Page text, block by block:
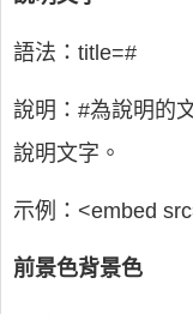
語法：title=#
說明：#為說明的
說明文字。
示例：<embed
前景色背景色